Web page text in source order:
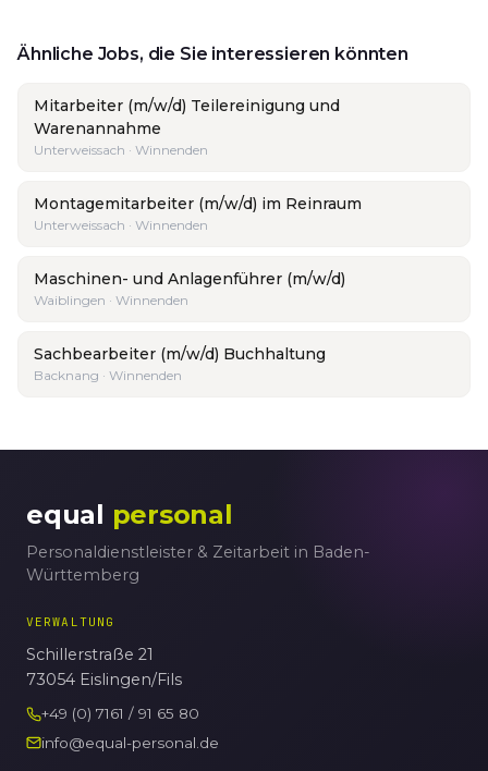
Ähnliche Jobs, die Sie interessieren könnten
Mitarbeiter (m/w/d) Teilereinigung und
Warenannahme
Unterweissach · Winnenden
Montagemitarbeiter (m/w/d) im Reinraum
Unterweissach · Winnenden
Maschinen- und Anlagenführer (m/w/d)
Waiblingen · Winnenden
Sachbearbeiter (m/w/d) Buchhaltung
Backnang · Winnenden
equal personal
Personaldienstleister & Zeitarbeit in Baden-
Württemberg
VERWALTUNG
Schillerstraße 21
73054 Eislingen/Fils
+49 (0) 7161 / 91 65 80
info@equal-personal.de